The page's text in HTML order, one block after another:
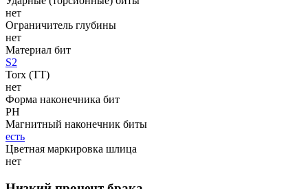
нет
Ограничитель глубины
нет
Материал бит
S2
Torx (TT)
нет
Форма наконечника бит
PH
Магнитный наконечник биты
есть
Цветная маркировка шлица
нет